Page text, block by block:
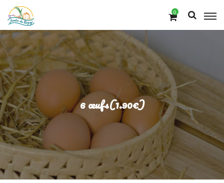
0
6 œufs(1.90€)